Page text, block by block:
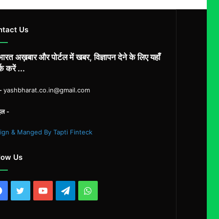
Us
अख़बार और पोर्टल में खबर, विज्ञापन देने के लिए यहाँ
करें ...
yashbharat.co.in@gmail.com
-
& Manged By Tapti Finteck
Us
Facebook
TwitterYouTubeTelegramWhatsApp